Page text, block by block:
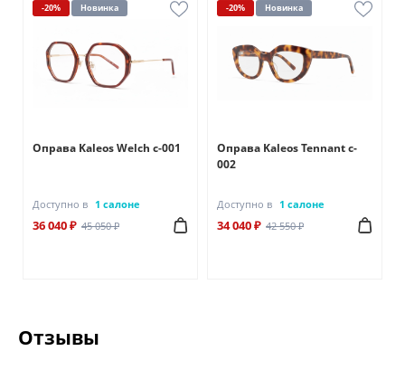
-20% Новинка
Оправа Kaleos Welch c-001
Доступно в 1 салоне
36 040 ₽ 45 050 ₽
-20% Новинка
Оправа Kaleos Tennant c-
002
Доступно в 1 салоне
34 040 ₽ 42 550 ₽
Отзывы